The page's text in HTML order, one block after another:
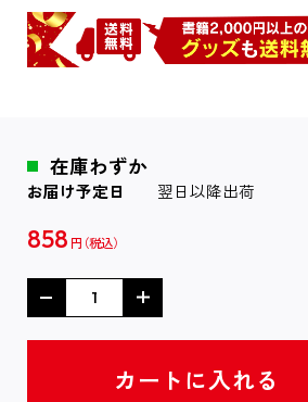
在庫わずか
お届け予定日 翌日以降出荷
858 円